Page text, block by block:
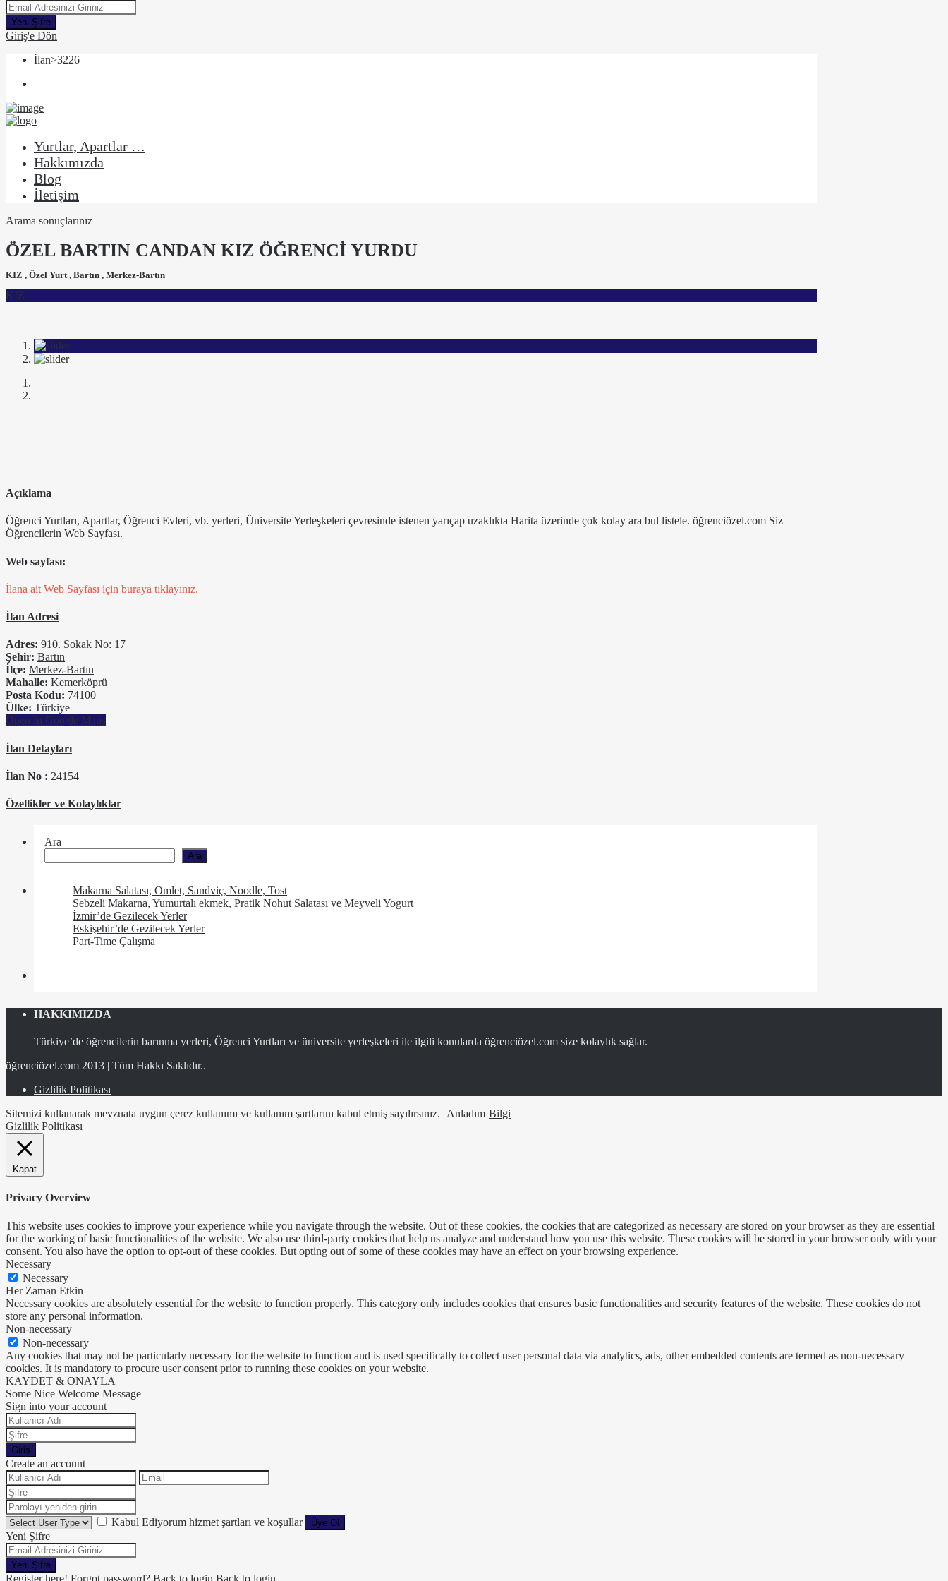
Yeni Şifre
Giriş'e Dön
İlan>3226
Yurtlar, Apartlar …
Hakkımızda
Blog
İletişim
Arama sonuçlarınız
ÖZEL BARTIN CANDAN KIZ ÖĞRENCİ YURDU
KIZ , Özel Yurt , Bartın , Merkez-Bartın
KIZ
Açıklama
Öğrenci Yurtları, Apartlar, Öğrenci Evleri, vb. yerleri, Üniversite Yerleşkeleri çevresinde istenen yarıçap uzaklıkta Harita üzerinde çok kolay ara bul listele. öğrenciözel.com Siz
Öğrencilerin Web Sayfası.
Web sayfası:
İlana ait Web Sayfası için buraya tıklayınız.
İlan Adresi
Adres: 910. Sokak No: 17
Şehir: Bartın
İlçe: Merkez-Bartın
Mahalle: Kemerköprü
Posta Kodu: 74100
Ülke: Türkiye
Open In Google Maps
İlan Detayları
İlan No : 24154
Özellikler ve Kolaylıklar
Ara
Ara
Makarna Salatası, Omlet, Sandviç, Noodle, Tost
Sebzeli Makarna, Yumurtalı ekmek, Pratik Nohut Salatası ve Meyveli Yogurt
İzmir’de Gezilecek Yerler
Eskişehir’de Gezilecek Yerler
Part-Time Çalışma
HAKKIMIZDA
Türkiye’de öğrencilerin barınma yerleri, Öğrenci Yurtları ve üniversite yerleşkeleri ile ilgili konularda öğrenciözel.com size kolaylık sağlar.
öğrenciözel.com 2013 | Tüm Hakkı Saklıdır..
Gizlilik Politikası
Sitemizi kullanarak mevzuata uygun çerez kullanımı ve kullanım şartlarını kabul etmiş sayılırsınız.
Anladım Bilgi
Gizlilik Politikası
Kapat
Privacy Overview
This website uses cookies to improve your experience while you navigate through the website. Out of these cookies, the cookies that are categorized as necessary are stored on your browser as they are essential
for the working of basic functionalities of the website. We also use third-party cookies that help us analyze and understand how you use this website. These cookies will be stored in your browser only with your
consent. You also have the option to opt-out of these cookies. But opting out of some of these cookies may have an effect on your browsing experience.
Necessary
Necessary
Her Zaman Etkin
Necessary cookies are absolutely essential for the website to function properly. This category only includes cookies that ensures basic functionalities and security features of the website. These cookies do not
store any personal information.
Non-necessary
Non-necessary
Any cookies that may not be particularly necessary for the website to function and is used specifically to collect user personal data via analytics, ads, other embedded contents are termed as non-necessary
cookies. It is mandatory to procure user consent prior to running these cookies on your website.
KAYDET & ONAYLA
Some Nice Welcome Message
Sign into your account
Giriş
Create an account
Kabul Ediyorum hizmet şartları ve koşullar Üye Ol
Yeni Şifre
Yeni Şifre
Register here! Forgot password? Back to login Back to login